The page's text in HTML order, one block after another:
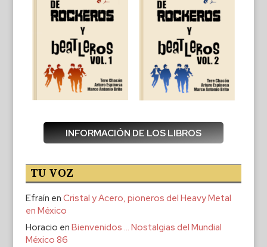
INFORMACIÓN DE LOS LIBROS
TU VOZ
Efraín en Cristal y Acero, pioneros del Heavy Metal
en México
Horacio en Bienvenidos … Nostalgias del Mundial
México 86